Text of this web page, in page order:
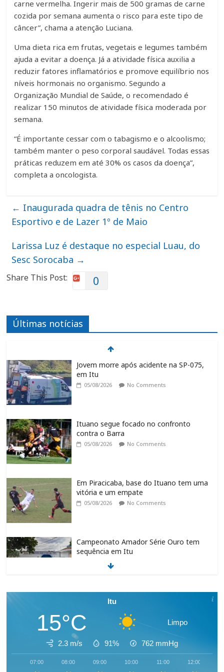
carne vermelha. Ingerir mais de 500 gramas de carne
cozida por semana aumenta o risco para este tipo de
câncer”, chama a atenção Luciana.
Uma dieta rica em frutas, vegetais e legumes também
ajuda a evitar a doença. Já a atividade física auxilia a
reduzir fatores inflamatórios e promove equilíbrio nos
níveis hormonais no organismo. Segundo a
Organização Mundial de Saúde, o recomendado é
realizar 150 minutos de atividade física moderada por
semana.
“É importante cessar com o tabagismo e o alcoolismo;
também manter o peso corporal saudável. Todas essas
práticas reduzem em até 30% os casos da doença”,
completa a oncologista.
← Inaugurada quadra de tênis no Centro
Esportivo e de Lazer 1º de Maio
Larissa Luz é destaque no especial Luau, do
Sesc Sorocaba →
Share This Post: 0
Últimas notícias
Jovem morre após acidente na SP-075,
em Itu
05/08/2026 No Comments
Ituano segue focado no confronto
contra o Barra
05/08/2026 No Comments
Em Piracicaba, base do Ituano tem uma
vitória e um empate
05/08/2026 No Comments
Campeonato Amador Série Ouro tem
sequência em Itu
05/08/2026
Itu recebe o NPC MuscleContest 2026
05/08/2026 No Comments
Jogador do Ituano denuncia injúria racial
em partida do Paulista Sub-20
Itu
15°C Limpo
2.3 m/s 91% 762 mmHg
07:00 08:00 09:00 10:00 11:00 12:00